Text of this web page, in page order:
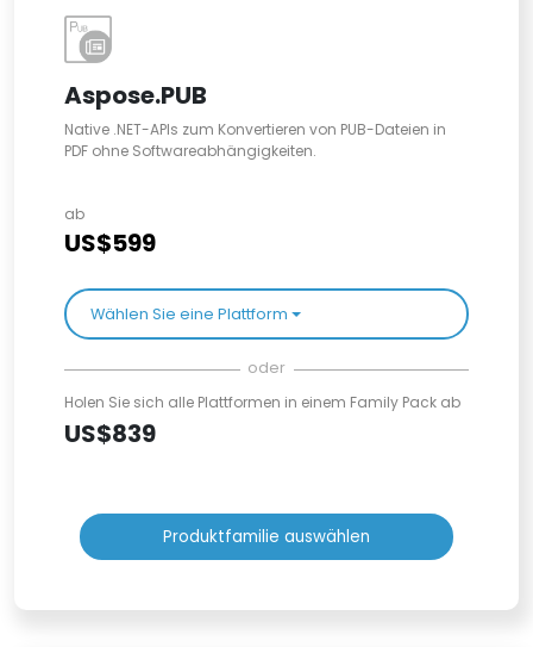
Aspose.PUB
Native .NET-APIs zum Konvertieren von PUB-Dateien in
PDF ohne Softwareabhängigkeiten.
ab
US$599
Wählen Sie eine Plattform
oder
Holen Sie sich alle Plattformen in einem Family Pack ab
US$839
Produktfamilie auswählen